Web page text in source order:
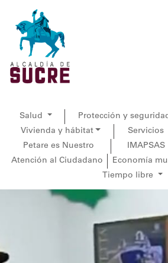
Salud Protección y
Vivienda y hábitat
Servicios
Petare es Nuestro
IMAPSAS
Atención al Ciudadano
Economía
Tiempo libre